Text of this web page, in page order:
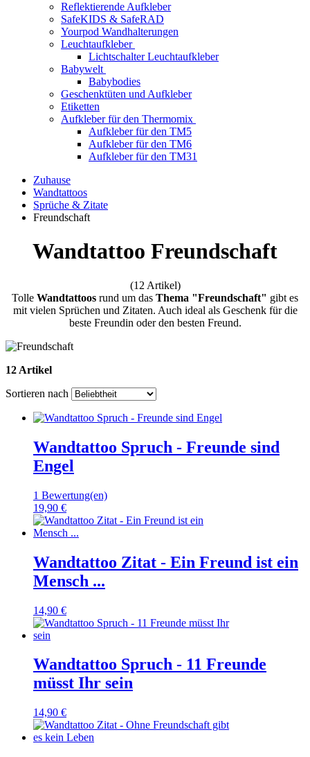
Reflektierende Aufkleber
SafeKIDS & SafeRAD
Yourpod Wandhalterungen
Leuchtaufkleber
Lichtschalter Leuchtaufkleber
Babywelt
Babybodies
Geschenktüten und Aufkleber
Etiketten
Aufkleber für den Thermomix
Aufkleber für den TM5
Aufkleber für den TM6
Aufkleber für den TM31
Zuhause
Wandtattoos
Sprüche & Zitate
Freundschaft
Wandtattoo Freundschaft
(12 Artikel)
Tolle Wandtattoos rund um das Thema "Freundschaft" gibt es
mit vielen Sprüchen und Zitaten. Auch ideal als Geschenk für die
beste Freundin oder den besten Freund.
12 Artikel
Sortieren nach
Wandtattoo Spruch - Freunde sind
Engel
1 Bewertung(en)
19,90 €
Wandtattoo Zitat - Ein Freund ist ein
Mensch ...
14,90 €
Wandtattoo Spruch - 11 Freunde
müsst Ihr sein
14,90 €